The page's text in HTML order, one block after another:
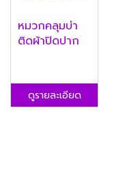
หมวกคลุมบ่า
ติดผ้าปิดปาก
ดูรายละเอียด